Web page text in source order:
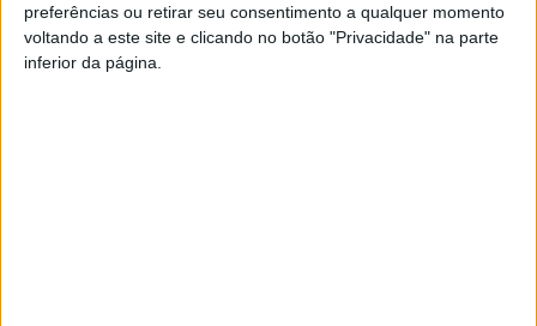
preferências ou retirar seu consentimento a qualquer momento
voltando a este site e clicando no botão "Privacidade" na parte
inferior da página.
Viseu: Marchas Populares de
Santo António regressam
este ano
Portugal joga em Viseu pela
presença no Europeu Sub17